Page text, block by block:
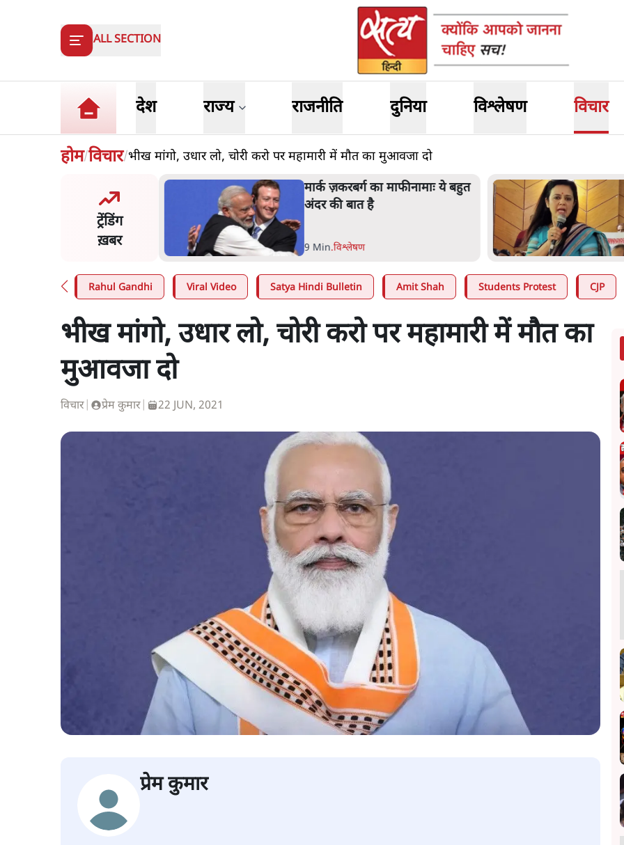
ALL SECTION
देश राज्य राजनीति दुनिया विश्लेषण विचार
होम/विचार/भीख मांगो, उधार लो, चोरी करो पर महामारी में मौत का मुआवजा दो
ट्रेंडिंग
ख़बर
मोदी ‘गॉडफादर’ भागवत
Z पर सलाह मानेंः अभिजीत
मार्क ज़करबर्ग का माफीनामाः ये बहुत
अंदर की बात है
9 Min.विश्लेषण
Rahul Gandhi Viral Video Satya Hindi Bulletin Amit Shah Students Protest CJP
भीख मांगो, उधार लो, चोरी करो पर महामारी में मौत का
मुआवजा दो
विचार प्रेम कुमार 22 JUN, 2021
प्रेम कुमार